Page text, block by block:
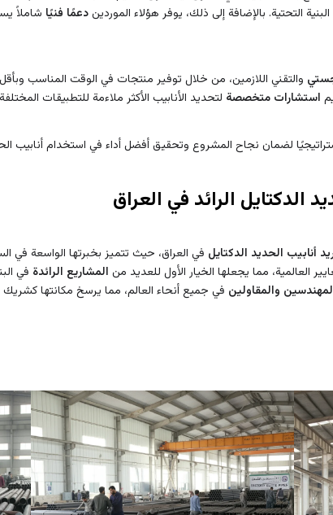
التحتية. بالإضافة إلى ذلك، يوفر هؤلاء المورديندعمًا فنيًا شاملاً
والتقني اللازمين، من خلال توفير منتجات في الوقت المناسب
استشارات متخصصة لتحديد الأنابيب الأكثر ملاءمة للتطبيقات
لضمان نجاح المشروع وتحقيق أفضل أداء في استخدام أنابيب
الدكتايل الرائد في العراق
أنابيب الحديد الدكتايل في العراق، حيث تتميز بخبرتها الواسعة في
العالمية، مما يجعلها الخيار الأول للعديد من المشاريع الرائدة في
والمقاولين في جميع أنحاء العالم، مما يرسخ مكانتها